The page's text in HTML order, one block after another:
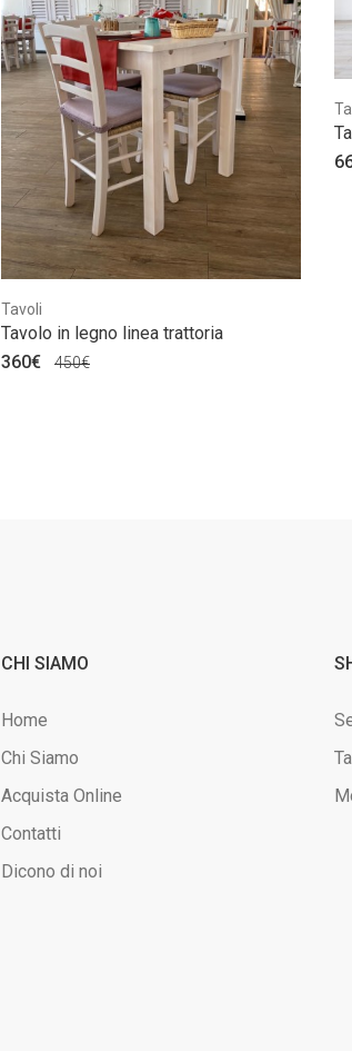
Tavoli
Tavolo in legno linea trattoria
360€
450€
CHI SIAMO
Home
Chi Siamo
Acquista Online
Contatti
Dicono di noi